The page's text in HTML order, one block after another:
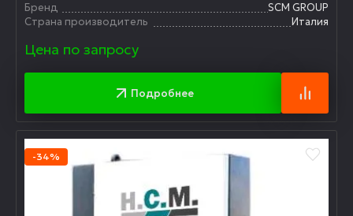
Бренд
SCM GROUP
Страна производитель
Италия
Цена по запросу
Подробнее
-34%